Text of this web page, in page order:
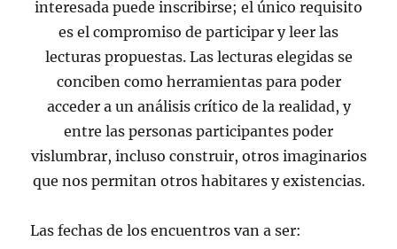
interesada puede inscribirse; el único requisito
es el compromiso de participar y leer las
lecturas propuestas. Las lecturas elegidas se
conciben como herramientas para poder
acceder a un análisis crítico de la realidad, y
entre las personas participantes poder
vislumbrar, incluso construir, otros imaginarios
que nos permitan otros habitares y existencias.
Las fechas de los encuentros van a ser: